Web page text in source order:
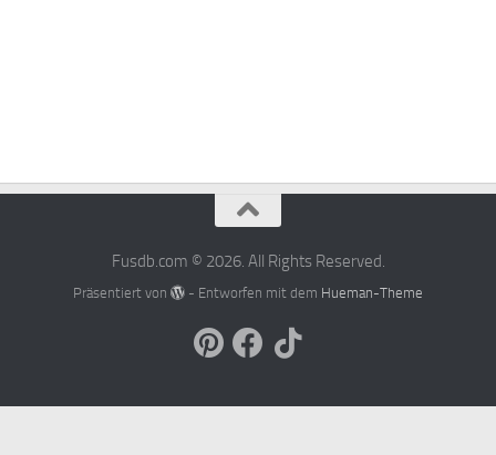
Fusdb.com © 2026. All Rights Reserved.
Präsentiert von - Entworfen mit dem Hueman-Theme